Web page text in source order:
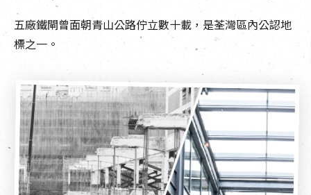
五廠鐵閘曾面朝青山公路佇立數十載，是荃灣區內公認地
標之一。